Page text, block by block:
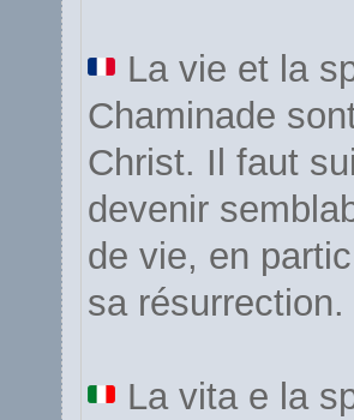
La vie et la
Chaminade
Christ. Il faut
devenir
de vie, en
sa résurrection.
La vita e la